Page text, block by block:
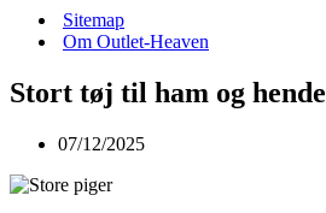
Sitemap
Om Outlet-Heaven
Stort tøj til ham og hende
07/12/2025